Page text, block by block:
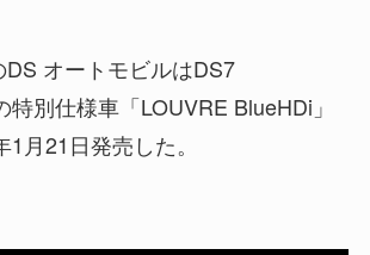
オートモビルはDS7
特別仕様車「LOUVRE BlueHDi」
月21日発売した。